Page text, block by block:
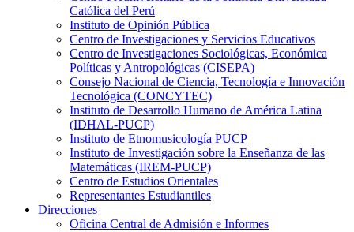
Católica del Perú
Instituto de Opinión Pública
Centro de Investigaciones y Servicios Educativos
Centro de Investigaciones Sociológicas, Económica
Políticas y Antropológicas (CISEPA)
Consejo Nacional de Ciencia, Tecnología e Innovación
Tecnológica (CONCYTEC)
Instituto de Desarrollo Humano de América Latina
(IDHAL-PUCP)
Instituto de Etnomusicología PUCP
Instituto de Investigación sobre la Enseñanza de las
Matemáticas (IREM-PUCP)
Centro de Estudios Orientales
Representantes Estudiantiles
Direcciones
Oficina Central de Admisión e Informes